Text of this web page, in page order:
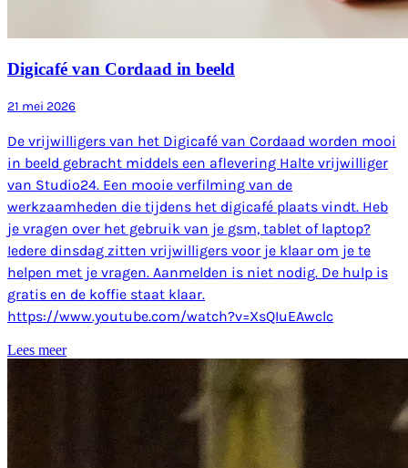
Digicafé van Cordaad in beeld
21 mei 2026
De vrijwilligers van het Digicafé van Cordaad worden mooi
in beeld gebracht middels een aflevering Halte vrijwilliger
van Studio24. Een mooie verfilming van de
werkzaamheden die tijdens het digicafé plaats vindt. Heb
je vragen over het gebruik van je gsm, tablet of laptop?
Iedere dinsdag zitten vrijwilligers voor je klaar om je te
helpen met je vragen. Aanmelden is niet nodig. De hulp is
gratis en de koffie staat klaar.
https://www.youtube.com/watch?v=XsQIuEAwclc
Lees meer